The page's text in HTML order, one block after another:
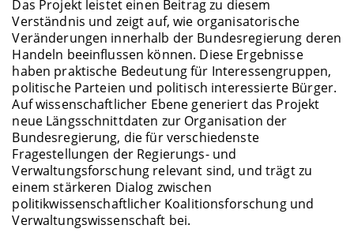
Das Projekt leistet einen Beitrag zu diesem
Verständnis und zeigt auf, wie organisatorische
Veränderungen innerhalb der Bundesregierung deren
Handeln beeinflussen können. Diese Ergebnisse
haben praktische Bedeutung für Interessengruppen,
politische Parteien und politisch interessierte Bürger.
Auf wissenschaftlicher Ebene generiert das Projekt
neue Längsschnittdaten zur Organisation der
Bundesregierung, die für verschiedenste
Fragestellungen der Regierungs- und
Verwaltungsforschung relevant sind, und trägt zu
einem stärkeren Dialog zwischen
politikwissenschaftlicher Koalitionsforschung und
Verwaltungswissenschaft bei.